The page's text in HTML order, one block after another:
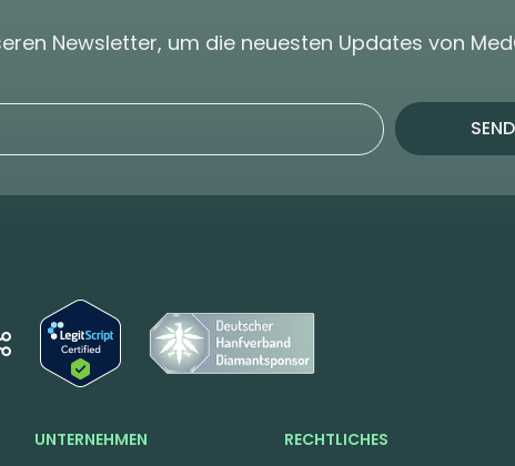
Newsletter, um die neuesten Updates von
UNTERNEHMEN RECHTLICHES